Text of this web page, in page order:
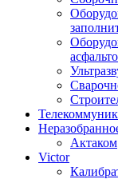
Актаком
Victor